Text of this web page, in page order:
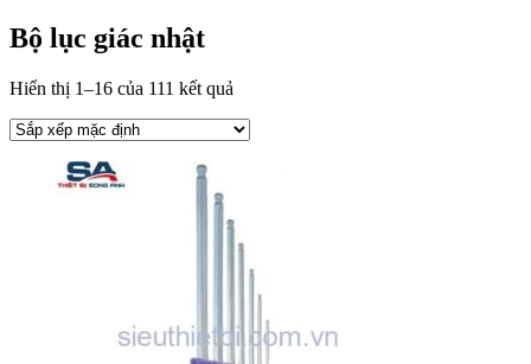
Bộ lục giác nhật
Hiển thị 1–16 của 111 kết quả